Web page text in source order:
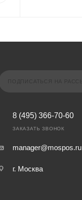
8 (495) 366-70-60
ЗАКАЗАТЬ ЗВОНОК
manager@mospos.ru
г. Москва